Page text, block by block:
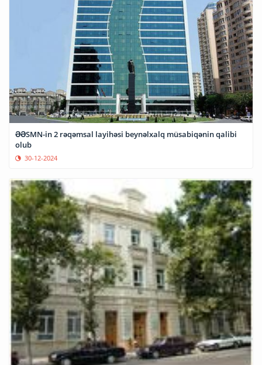
ƏƏSMN-in 2 rəqəmsal layihəsi beynəlxalq müsabiqənin qalibi
olub
30-12-2024